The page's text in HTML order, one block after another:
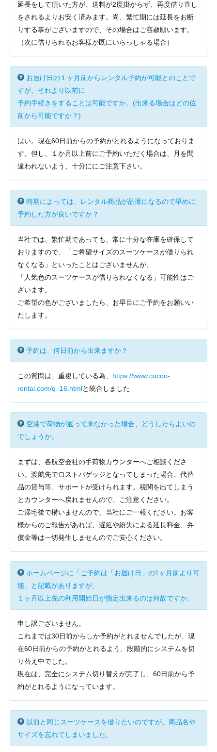
延長をして頂いた方が、送料が2度掛からず、再度借り直し
をされるよりお安く済みます。尚、繁忙期には延長をお断
りする事がございますので、その場合はご容赦願います。
（次に借りられるお客様が既にいらっしゃる場合）
お届け日の１ヶ月前からレンタル予約が可能とのことで
すが、それより以前に
予約手続きをすることは可能ですか。(出来る場合はどの位
前から可能ですか？)
はい。現在60日前からの予約がとれるようになっておりま
す。但し、１か月以上前にご予約いただく場合は、月を間
違われないよう、十分ににご注意下さい。
時期によっては、レンタル商品が品薄になるので早めに
予約した方が良いですか？
当社では、繁忙期であっても、常に十分な在庫を確保して
おりますので、「ご希望サイズのスーツケースが借りられ
なくなる」といったことはございませんが、
「人気色のスーツケースが借りられなくなる」可能性はご
ざいます。
ご希望の色がございましたら、お早目にご予約をお願いい
たします。
予約は、何日前から出来ますか？
この質問は、重複している為、 https://www.cucoo-
rental.com/q_16.htmlと統合しました
空港で荷物が返って来なかった場合、どうしたらよいの
でしょうか。
まずは、各航空会社の手荷物カウンターへご相談くださ
い。渡航先でロストバゲッジとなってしまった場合、代替
品の貸与等、サポートが受けられます。税関を出てしまう
とカウンターへ戻れませんので、ご注意ください。
ご帰宅後で構いませんので、当社にご一報ください。お客
様からのご報告があれば、遅延や紛失による延長料金、弁
償金等は一切発生しませんのでご安心ください。
ホームページに「ご予約は「お届け日」の1ヶ月前より可
能」と記載がありますが、
１ヶ月以上先の利用開始日が指定出来るのは何故ですか。
申し訳ございません。
これまでは30日前からしか予約がとれませんでしたが、現
在60日前からの予約がとれるよう、段階的にシステムを切
り替え中でした。
現在は、完全にシステム切り替えが完了し、60日前から予
約がとれるようになっています。
以前と同じスーツケースを借りたいのですが、商品名や
サイズを忘れてしまいました。